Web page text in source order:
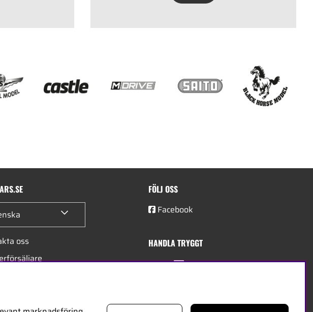
oss
FÖLJ OSS
Facebook
HANDLA TRYGGT